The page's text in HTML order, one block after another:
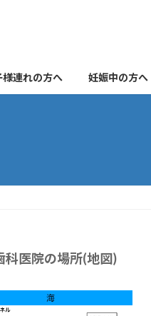
様連れの方へ 妊娠中の方へ
科医院の場所(地図)